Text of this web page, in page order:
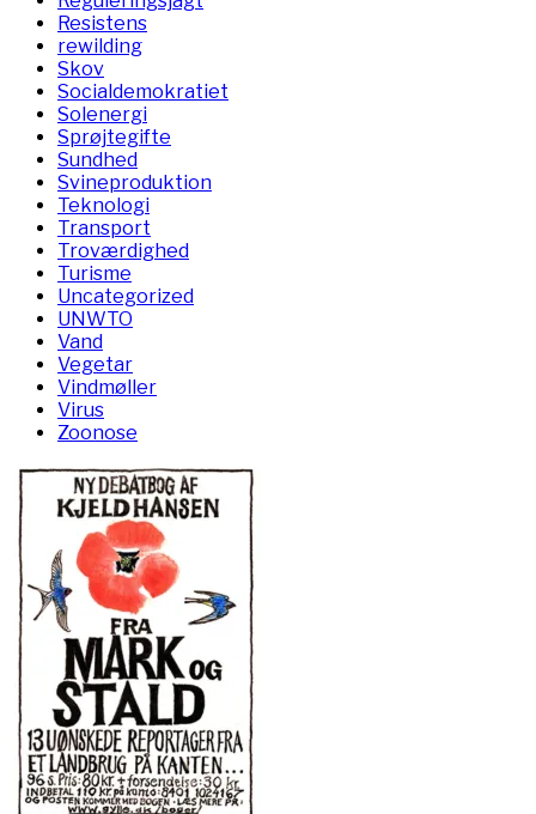
Resistens
rewilding
Skov
Socialdemokratiet
Solenergi
Sprøjtegifte
Sundhed
Svineproduktion
Teknologi
Transport
Troværdighed
Turisme
Uncategorized
UNWTO
Vand
Vegetar
Vindmøller
Virus
Zoonose